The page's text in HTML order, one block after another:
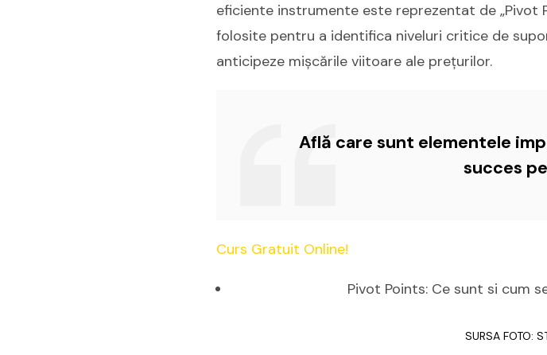
eficiente instrumente este reprezentat de „Pivot
folosite pentru a identifica niveluri critice de
anticipeze mișcările viitoare ale prețurilor.
Află care sunt elementele
succes
Curs Gratuit Online!
Pivot Points: Ce sunt si cum
SURSA FOTO: